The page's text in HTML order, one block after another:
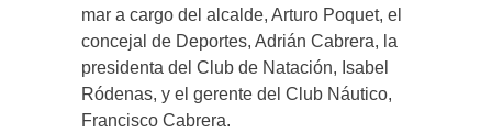
mar a cargo del alcalde, Arturo Poquet, el
concejal de Deportes, Adrián Cabrera, la
presidenta del Club de Natación, Isabel
Ródenas, y el gerente del Club Náutico,
Francisco Cabrera.